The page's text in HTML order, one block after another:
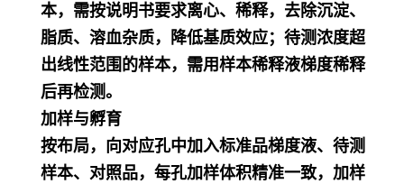
本，需按说明书要求离心、稀释，去除沉淀、
脂质、溶血杂质，降低基质效应；待测浓度超
出线性范围的样本，需用样本稀释液梯度稀释
后再检测。
加样与孵育
按布局，向对应孔中加入标准品梯度液、待测
样本、对照品，每孔加样体积精准一致，加样